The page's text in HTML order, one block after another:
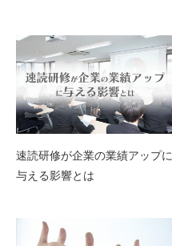
速読研修が企業の業績アップに
与える影響とは